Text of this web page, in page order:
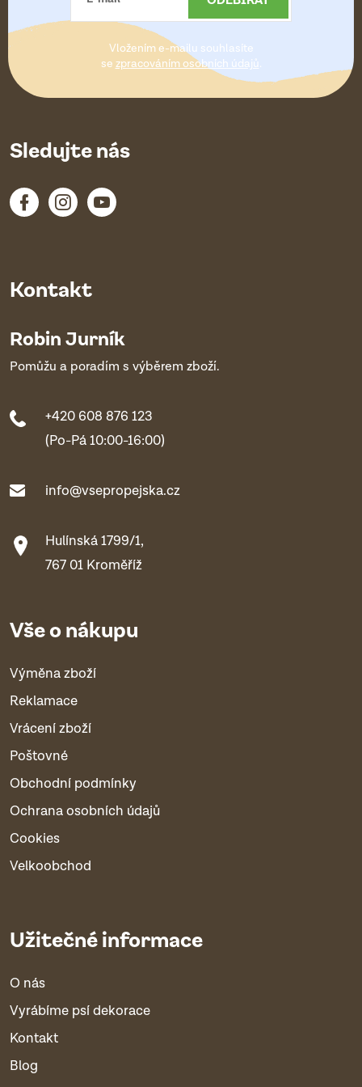
t
Vložením e-mailu souhlasíte
se zpracováním osobních údajů.
Kontakt
Robin Jurník
Pomůžu a poradím s výběrem zboží.
+420 608 876 123
(Po-Pá 10:00-16:00)
info@vsepropejska.cz
Hulínská 1799/1,
767 01 Kroměříž
Vše o nákupu
Výměna zboží
Reklamace
Vrácení zboží
Poštovné
Obchodní podmínky
Ochrana osobních údajů
Cookies
Velkoobchod
Užitečné informace
O nás
Vyrábíme psí dekorace
Kontakt
Blog
Sledujte nás